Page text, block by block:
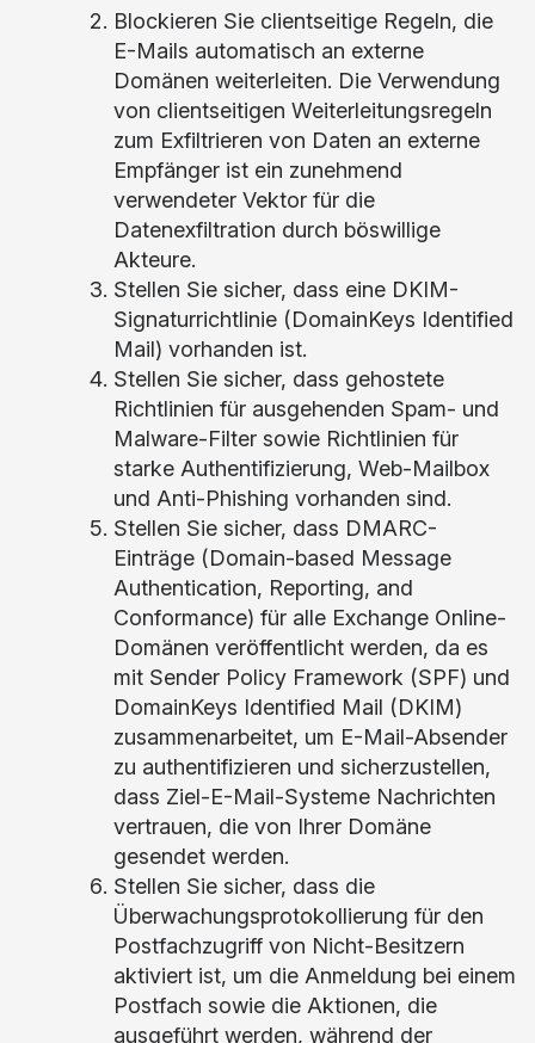
Blockieren Sie clientseitige Regeln, die
E-Mails automatisch an externe
Domänen weiterleiten. Die Verwendung
von clientseitigen Weiterleitungsregeln
zum Exfiltrieren von Daten an externe
Empfänger ist ein zunehmend
verwendeter Vektor für die
Datenexfiltration durch böswillige
Akteure.
Stellen Sie sicher, dass eine DKIM-
Signaturrichtlinie (DomainKeys Identified
Mail) vorhanden ist.
Stellen Sie sicher, dass gehostete
Richtlinien für ausgehenden Spam- und
Malware-Filter sowie Richtlinien für
starke Authentifizierung, Web-Mailbox
und Anti-Phishing vorhanden sind.
Stellen Sie sicher, dass DMARC-
Einträge (Domain-based Message
Authentication, Reporting, and
Conformance) für alle Exchange Online-
Domänen veröffentlicht werden, da es
mit Sender Policy Framework (SPF) und
DomainKeys Identified Mail (DKIM)
zusammenarbeitet, um E-Mail-Absender
zu authentifizieren und sicherzustellen,
dass Ziel-E-Mail-Systeme Nachrichten
vertrauen, die von Ihrer Domäne
gesendet werden.
Stellen Sie sicher, dass die
Überwachungsprotokollierung für den
Postfachzugriff von Nicht-Besitzern
aktiviert ist, um die Anmeldung bei einem
Postfach sowie die Aktionen, die
ausgeführt werden, während der